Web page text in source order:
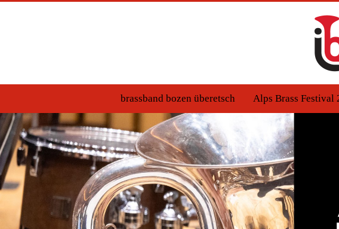
brassband bozen überetsch Alps Brass Festival